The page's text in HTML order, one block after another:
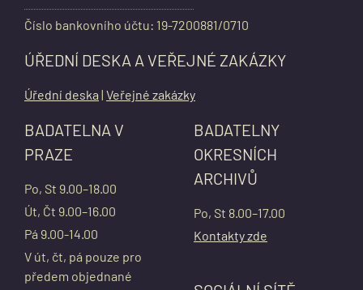
Číslo bankovního účtu: 19-7200881/0710
ÚŘEDNÍ DESKA A VEŘEJNÉ ZAKÁZKY
Úřední deska | Veřejné zakázky
BADATELNA V
PRAZE
Po, St 9.00–18.00
Út, Čt 9.00–16.00
Pá 9.00-14.00
V út, čt, pá pouze pro
předem objednané
BADATELNY
OKRESNÍCH
ARCHIVŮ
Po, St 8.00–17.00
Kontakty zde